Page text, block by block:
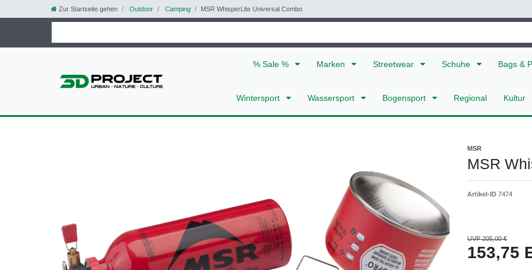
Zur Startseite gehen Outdoor Camping MSR WhisperLite Universal Combo
% Sale % Marken Streetwear Schuhe Bags &
Wintersport Wassersport Bogensport Regional Kultur
MSR
MSR
Artikel-ID 7474
UVP 205,00 €
153,75